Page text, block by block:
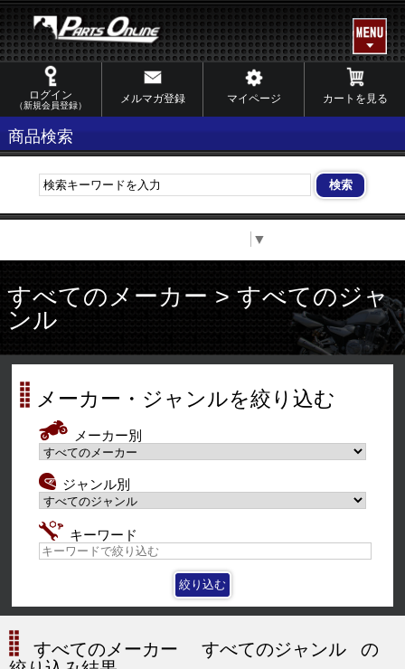
ログイン
（新規会員登録）
メルマガ登録 マイページ カートを見る
商品検索
▼
すべてのメーカー > すべてのジャ
ンル
メーカー・ジャンルを絞り込む
メーカー別
ジャンル別
キーワード
すべてのメーカー すべてのジャンル
の